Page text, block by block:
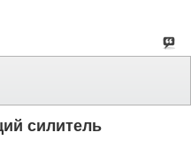
силитель